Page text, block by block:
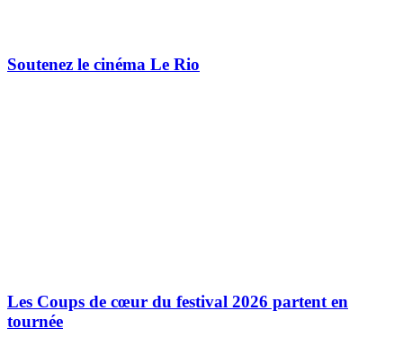
Soutenez le cinéma Le Rio
Les Coups de cœur du festival 2026 partent en
tournée